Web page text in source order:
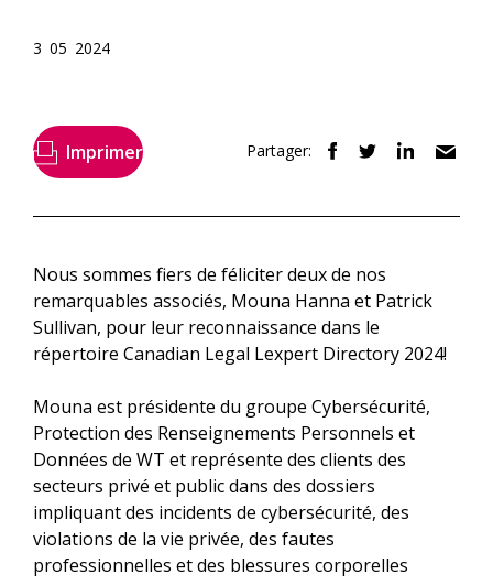
3 05 2024
Imprimer Partager:
Nous sommes fiers de féliciter deux de nos
remarquables associés, Mouna Hanna et Patrick
Sullivan, pour leur reconnaissance dans le
répertoire Canadian Legal Lexpert Directory 2024!
Mouna est présidente du groupe Cybersécurité,
Protection des Renseignements Personnels et
Données de WT et représente des clients des
secteurs privé et public dans des dossiers
impliquant des incidents de cybersécurité, des
violations de la vie privée, des fautes
professionnelles et des blessures corporelles